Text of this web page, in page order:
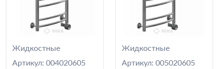
Жидкостные
Артикул: 004020605
Жидкостные
Артикул: 005020605